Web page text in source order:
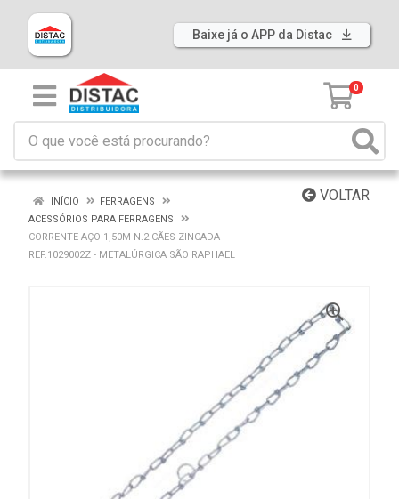
Baixe já o APP da Distac
0
VOLTAR
INÍCIO
FERRAGENS
ACESSÓRIOS PARA FERRAGENS
CORRENTE AÇO 1,50M N.2 CÃES ZINCADA -
REF.1029002Z - METALÚRGICA SÃO RAPHAEL